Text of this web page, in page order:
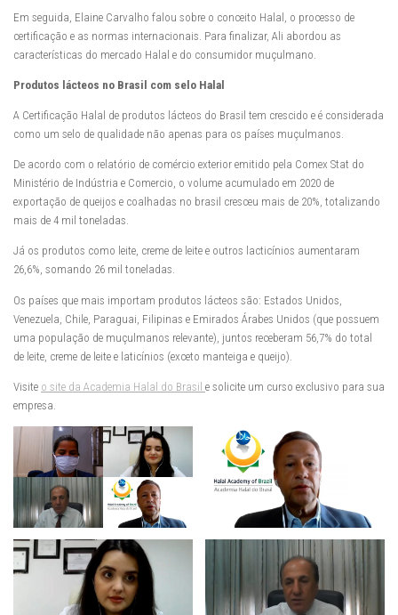
Em seguida, Elaine Carvalho falou sobre o conceito Halal, o processo de
certificação e as normas internacionais. Para finalizar, Ali abordou as
características do mercado Halal e do consumidor muçulmano.
Produtos lácteos no Brasil com selo Halal
A Certificação Halal de produtos lácteos do Brasil tem crescido e é considerada
como um selo de qualidade não apenas para os países muçulmanos.
De acordo com o relatório de comércio exterior emitido pela Comex Stat do
Ministério de Indústria e Comercio, o volume acumulado em 2020 de
exportação de queijos e coalhadas no brasil cresceu mais de 20%, totalizando
mais de 4 mil toneladas.
Já os produtos como leite, creme de leite e outros lacticínios aumentaram
26,6%, somando 26 mil toneladas.
Os países que mais importam produtos lácteos são: Estados Unidos,
Venezuela, Chile, Paraguai, Filipinas e Emirados Árabes Unidos (que possuem
uma população de muçulmanos relevante), juntos receberam 56,7% do total
de leite, creme de leite e laticínios (exceto manteiga e queijo).
Visite o site da Academia Halal do Brasil e solicite um curso exclusivo para sua
empresa.